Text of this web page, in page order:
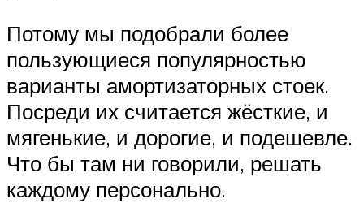
Потому мы подобрали более
пользующиеся популярностью
варианты амортизаторных стоек.
Посреди их считается жёсткие, и
мягенькие, и дорогие, и подешевле.
Что бы там ни говорили, решать
каждому персонально.